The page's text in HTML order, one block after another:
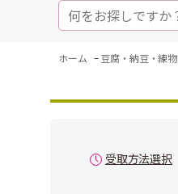
ホーム - 豆腐・納豆・練物
受取方法選択